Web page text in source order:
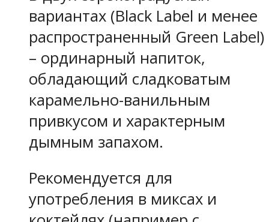
вариантах (Black Label и менее
распространенный Green Label)
– ординарный напиток,
обладающий сладковатым
карамельно-ванильным
привкусом и характерным
дымным запахом.
Рекомендуется для
употребления в миксах и